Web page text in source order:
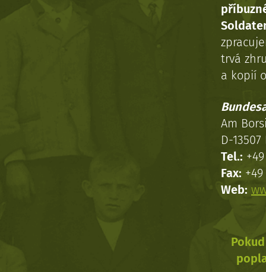
trvá
a kopií
Am
D-
Tel.:
Fax:
Web: